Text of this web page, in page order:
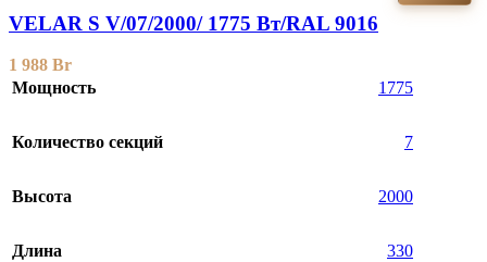
VELAR S V/07/2000/ 1775 Bт/RAL 9016
1 988 Br
Мощность
1775
Количество секций 7
Высота 2000
Длина 330